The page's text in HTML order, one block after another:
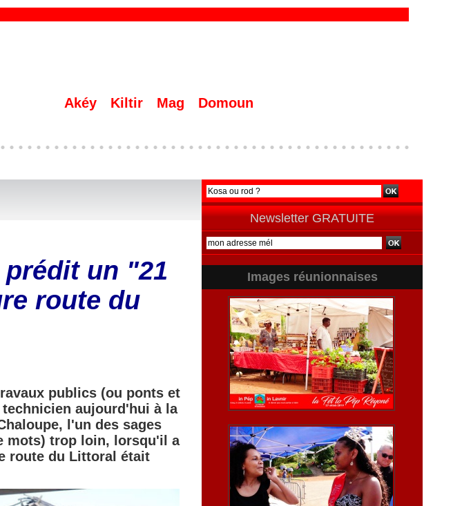
Akéy Kiltir Mag Domoun
un "21
route du
publics (ou ponts et
aujourd'hui à la
l'un des sages
mots) trop loin, lorsqu'il a
route du Littoral était
Newsletter GRATUITE
Images réunionnaises